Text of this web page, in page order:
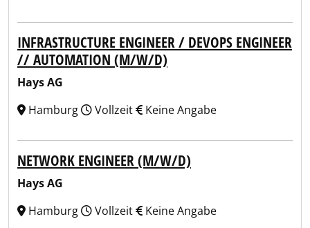
INFRASTRUCTURE ENGINEER / DEVOPS ENGINEER
// AUTOMATION (M/W/D)
Hays AG
Hamburg
Vollzeit Keine Angabe
NETWORK ENGINEER (M/W/D)
Hays AG
Hamburg
Vollzeit Keine Angabe